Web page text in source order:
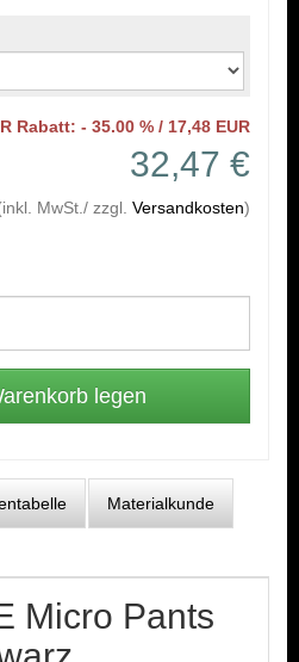
Rabatt: - 35.00 % / 17,48 EUR
32,47 €
MwSt./ zzgl. Versandkosten)
Materialkunde
Micro Pants